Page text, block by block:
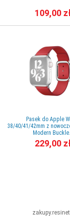
109,00
Pasek do Apple
38/40/41/42mm z
Modern
229,00